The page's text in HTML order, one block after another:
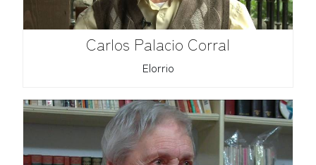
Carlos Palacio Corral
Elorrio